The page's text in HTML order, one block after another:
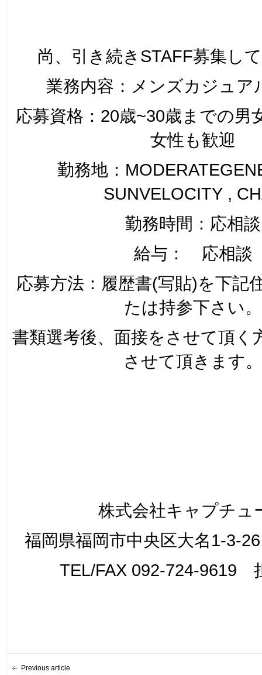
尚、引き続きSTAFF募集し
業務内容：メンズカジュア
応募資格：20歳~30歳までの
女性も歓迎
勤務地：
SUNVELOCITY ,
勤務時間：応相談
給与： 応相談
応募方法：履歴書(写貼)を下記
たは持参下さい。
書類選考後、面接をさせて頂く
させて頂きます。
株式会社キャプチュ
福岡県福岡市中央区大名1-3-
TEL/FAX 092-724-9619
Previous article